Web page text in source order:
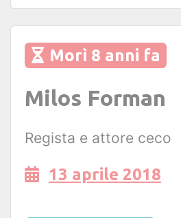
Morì 8 anni fa
Milos Forman
Regista e attore ceco
13 aprile 2018